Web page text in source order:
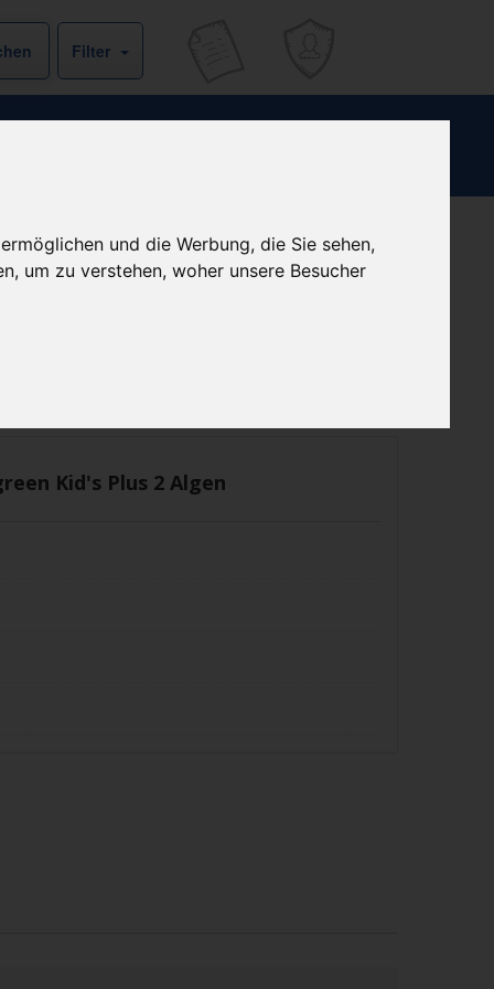
und die Werbung, die Sie sehen,
um zu verstehen, woher unsere Besucher
Filter
Preis bekannt
Kid's Plus 2 Algen